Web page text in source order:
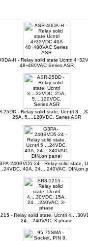
H - Relay solid state Ucntrl
48÷480VAC Series ASR
25DD - Relay solid state, Ucntrl
25A, 5....120VDC, Series ASR
240BVD5-24 - Relay solid state,
40A, 24....240VAC, DIN,on
- Relay solid state, Ucntrl
24....240VAC, 3-phase